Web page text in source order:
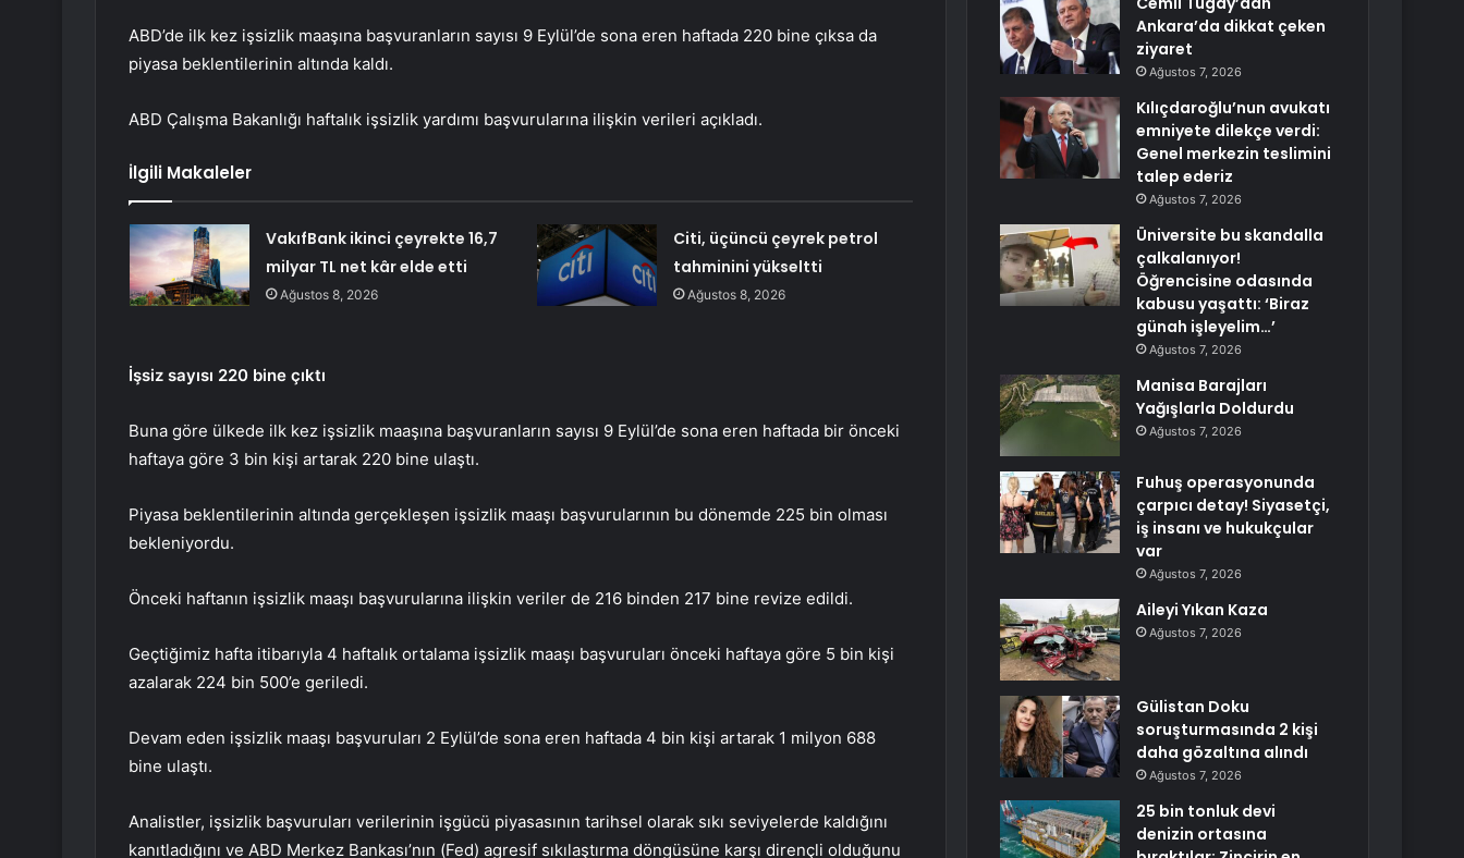
ABD’de ilk kez işsizlik maaşına başvuranların sayısı 9 Eylül’de sona eren haftada 220 bine çıksa da
piyasa beklentilerinin altında kaldı.
ABD Çalışma Bakanlığı haftalık işsizlik yardımı başvurularına ilişkin verileri açıkladı.
İlgili Makaleler
VakıfBank ikinci çeyrekte 16,7
milyar TL net kâr elde etti
Ağustos 8, 2026
Citi, üçüncü çeyrek petrol
tahminini yükseltti
Ağustos 8, 2026
İşsiz sayısı 220 bine çıktı
Buna göre ülkede ilk kez işsizlik maaşına başvuranların sayısı 9 Eylül’de sona eren haftada bir önceki
haftaya göre 3 bin kişi artarak 220 bine ulaştı.
Piyasa beklentilerinin altında gerçekleşen işsizlik maaşı başvurularının bu dönemde 225 bin olması
bekleniyordu.
Önceki haftanın işsizlik maaşı başvurularına ilişkin veriler de 216 binden 217 bine revize edildi.
Geçtiğimiz hafta itibarıyla 4 haftalık ortalama işsizlik maaşı başvuruları önceki haftaya göre 5 bin kişi
azalarak 224 bin 500’e geriledi.
Devam eden işsizlik maaşı başvuruları 2 Eylül’de sona eren haftada 4 bin kişi artarak 1 milyon 688
bine ulaştı.
Analistler, işsizlik başvuruları verilerinin işgücü piyasasının tarihsel olarak sıkı seviyelerde kaldığını
kanıtladığını ve ABD Merkez Bankası’nın (Fed) agresif sıkılaştırma döngüsüne karşı dirençli olduğunu
Ankara’da dikkat çeken
ziyaret
Ağustos 7, 2026
Kılıçdaroğlu’nun avukatı
emniyete dilekçe verdi:
Genel merkezin teslimini
talep ederiz
Ağustos 7, 2026
Üniversite bu skandalla
çalkalanıyor!
Öğrencisine odasında
kabusu yaşattı: ‘Biraz
günah işleyelim…’
Ağustos 7, 2026
Manisa Barajları
Yağışlarla Doldurdu
Ağustos 7, 2026
Fuhuş operasyonunda
çarpıcı detay! Siyasetçi,
iş insanı ve hukukçular
var
Ağustos 7, 2026
Aileyi Yıkan Kaza
Ağustos 7, 2026
Gülistan Doku
soruşturmasında 2 kişi
daha gözaltına alındı
Ağustos 7, 2026
25 bin tonluk devi
denizin ortasına